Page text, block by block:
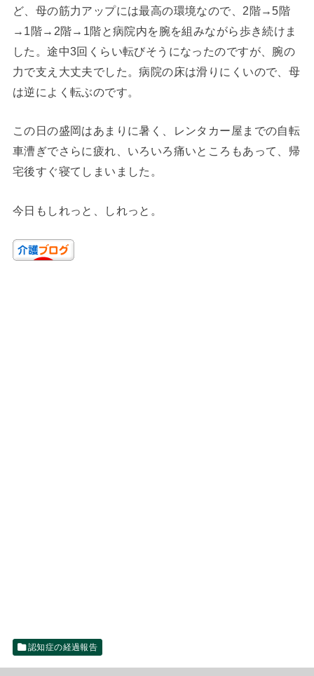
ど、母の筋力アップには最高の環境なので、2階→5階
→1階→2階→1階と病院内を腕を組みながら歩き続けま
した。途中3回くらい転びそうになったのですが、腕の
力で支え大丈夫でした。病院の床は滑りにくいので、母
は逆によく転ぶのです。
この日の盛岡はあまりに暑く、レンタカー屋までの自転
車漕ぎでさらに疲れ、いろいろ痛いところもあって、帰
宅後すぐ寝てしまいました。
今日もしれっと、しれっと。
認知症の経過報告